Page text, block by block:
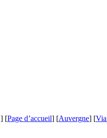
] [Page d’accueil] [Auvergne] [